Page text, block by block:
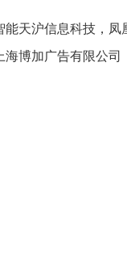
能天沪信息科技，
博加广告有限公